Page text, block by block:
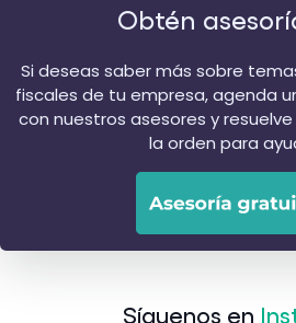
Obtén
Si deseas saber más sobre
fiscales de tu empresa, agenda
con nuestros asesores y
la orden para
Síguenos en